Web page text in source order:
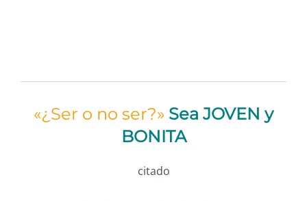
Vietnamita)
«¿Ser o no ser?» Sea JOVEN y
BONITA
citado